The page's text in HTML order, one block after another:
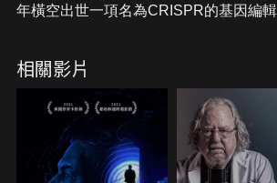
年橫空出世一項名為CRISPR的基因編
界的基因神器，人類能夠精準快速地從源
DNA，諸如根治基因缺陷、治癒不治之
種重生、產出無畏無痛的戰爭機器，這
不再只限於空想。然而人類真能扮演上
走訪發現CRISPR的科學家與測試其極限
師，以挑釁的眼光探問CRISPR的深遠影
相關影片